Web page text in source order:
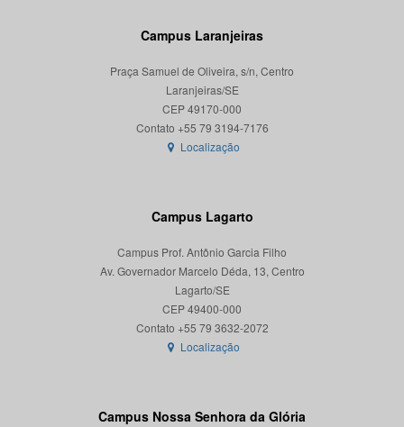
Campus Laranjeiras
Praça Samuel de Oliveira, s/n, Centro
Laranjeiras/SE
CEP 49170-000
Localização
Campus Lagarto
Campus Prof. Antônio Garcia Filho
Av. Governador Marcelo Déda, 13, Centro
Lagarto/SE
CEP 49400-000
Localização
Campus Nossa Senhora da Glória